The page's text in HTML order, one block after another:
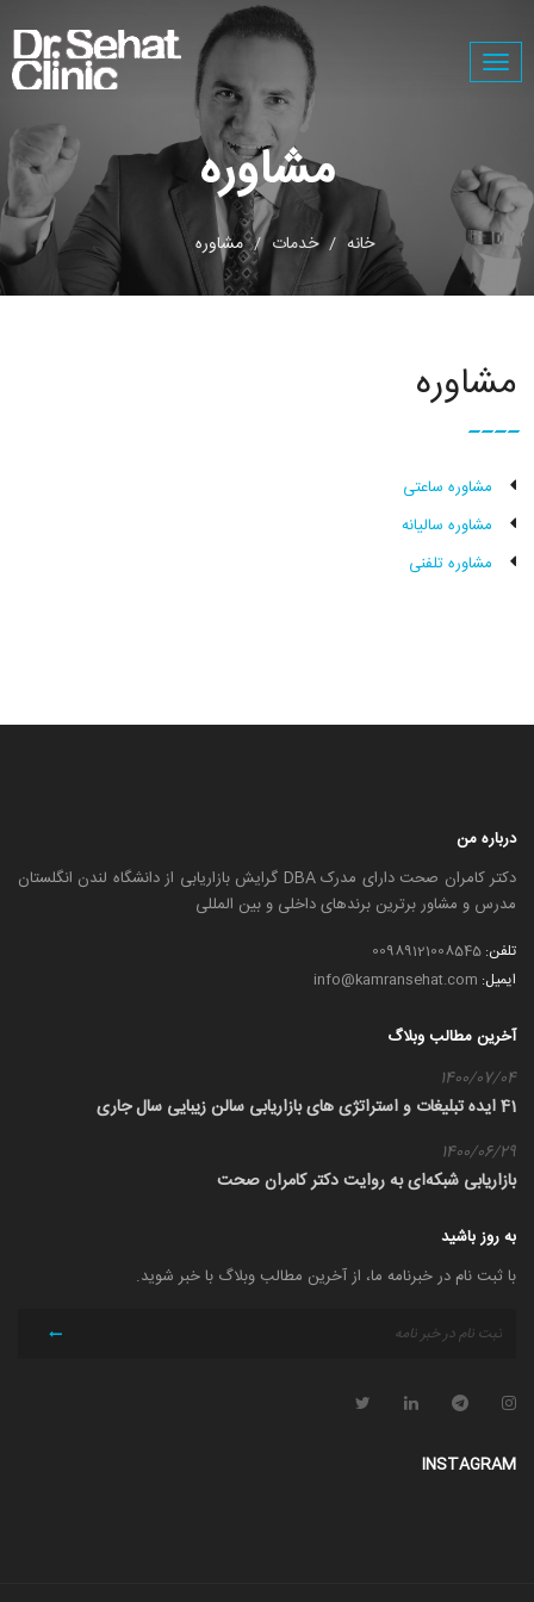
خانه خدمات مشاوره
مشاوره
مشاوره
مشاوره ساعتی
مشاوره سالیانه
مشاوره تلفنی
درباره من
دکتر کامران صحت دارای مدرک DBA گرایش بازاریابی از دانشگاه لندن انگلستان
مدرس و مشاور برترین برندهای داخلی و بین المللی
تلفن:
ایمیل:
آخرین مطالب وبلاگ
1400/07/04
41 ایده تبلیغات و استراتژی های بازاریابی سالن زیبایی سال جاری
1400/06/29
بازاریابی شبکه‌ای به روایت دکتر کامران صحت
به روز باشید
با ثبت نام در خبرنامه ما، از آخرین مطالب وبلاگ با خبر شوید.
INSTAGRAM